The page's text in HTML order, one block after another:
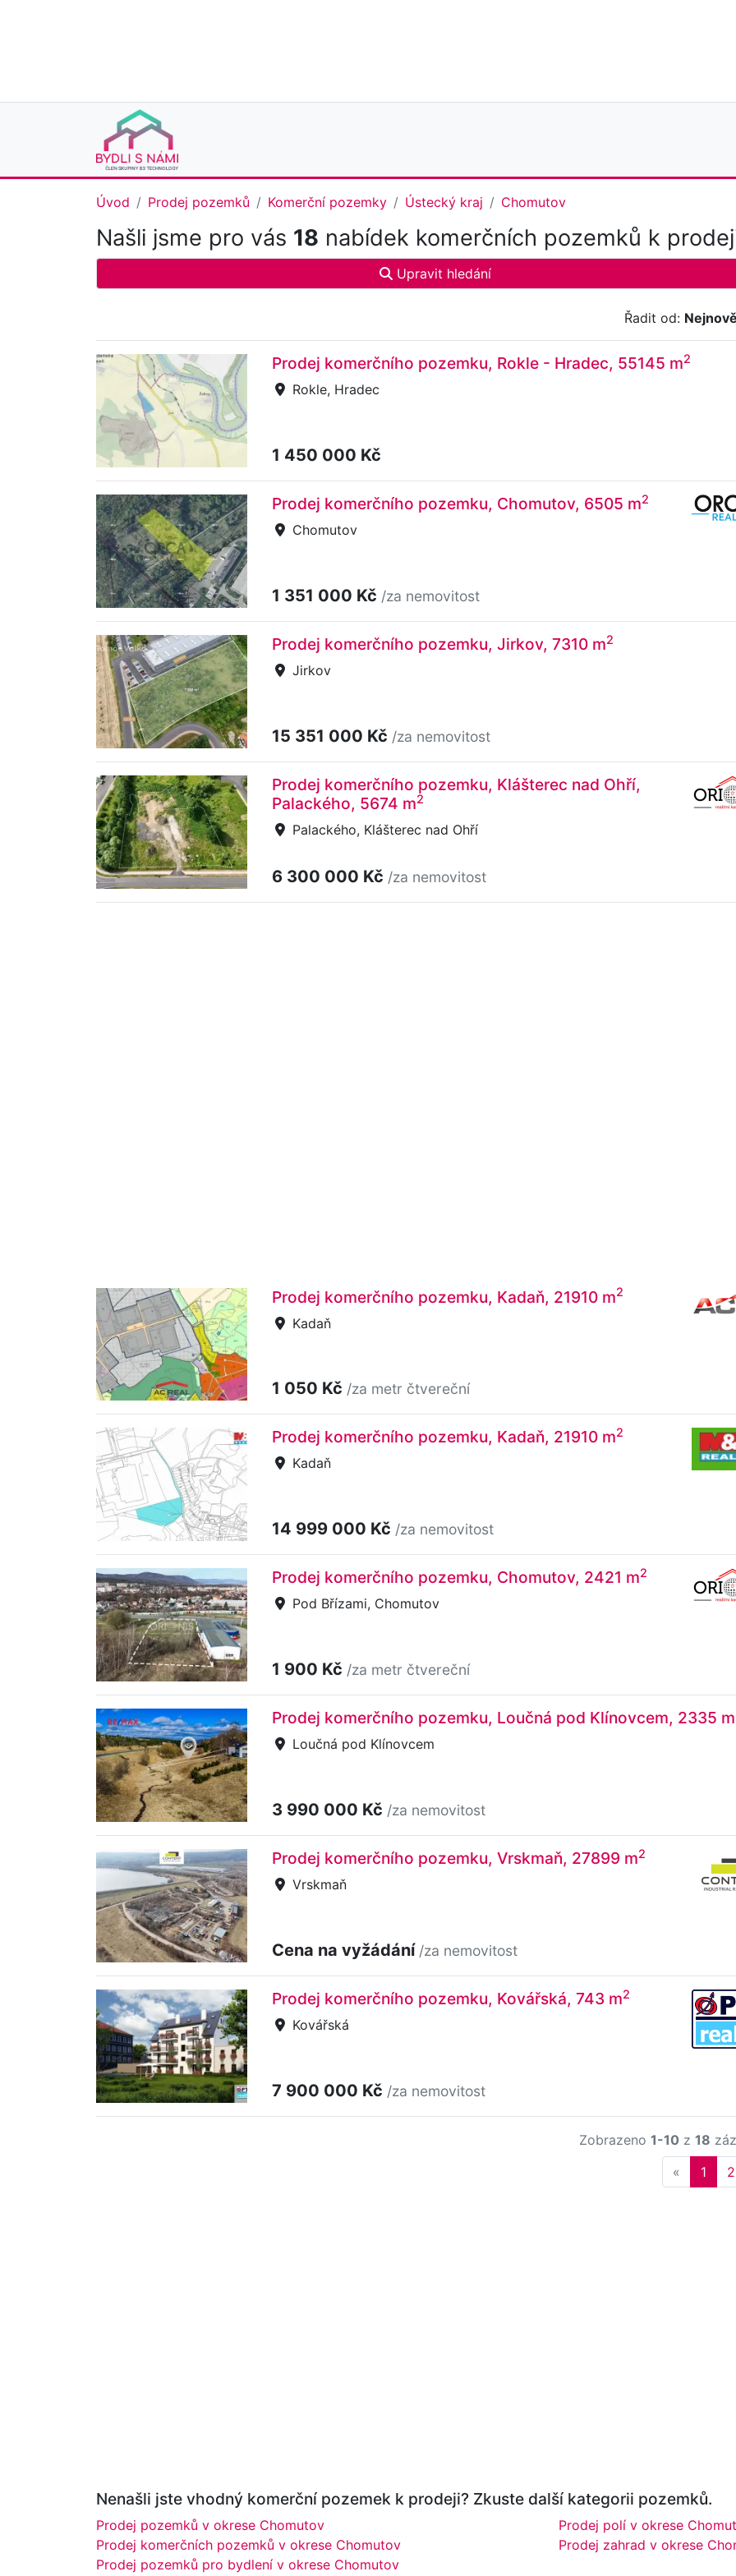
Úvod Prodej pozemků Komerční pozemky Ústecký kraj Chomutov
Našli jsme pro vás 18 nabídek komerčních pozemků k
Upravit hledání
Řadit od:
Prodej komerčního pozemku, Rokle - Hradec, 55145 m2
Rokle, Hradec
1 450 000 Kč
Prodej komerčního pozemku, Chomutov, 6505 m2
Chomutov
1 351 000 Kč /za nemovitost
Prodej komerčního pozemku, Jirkov, 7310 m2
Jirkov
15 351 000 Kč /za nemovitost
Prodej komerčního pozemku, Klášterec nad Ohří,
Palackého, 5674 m2
Palackého, Klášterec nad Ohří
6 300 000 Kč /za nemovitost
Prodej komerčního pozemku, Kadaň, 21910 m2
Kadaň
1 050 Kč /za metr čtvereční
Prodej komerčního pozemku, Kadaň, 21910 m2
Kadaň
14 999 000 Kč /za nemovitost
Prodej komerčního pozemku, Chomutov, 2421 m2
Pod Břízami, Chomutov
1 900 Kč /za metr čtvereční
Prodej komerčního pozemku, Loučná pod Klínovcem, 2335 m
Loučná pod Klínovcem
3 990 000 Kč /za nemovitost
Prodej komerčního pozemku, Vrskmaň, 27899 m2
Vrskmaň
Cena na vyžádání /za nemovitost
Prodej komerčního pozemku, Kovářská, 743 m2
Kovářská
7 900 000 Kč /za nemovitost
Zobrazeno 1-10 z 18
« Previous
1 2
Nenašli jste vhodný komerční pozemek k prodeji? Zkuste další kategorii pozemků.
Prodej pozemků v okrese Chomutov
Prodej komerčních pozemků v okrese Chomutov
Prodej pozemků pro bydlení v okrese Chomutov
Prodej polí v okrese
Prodej zahrad v okrese